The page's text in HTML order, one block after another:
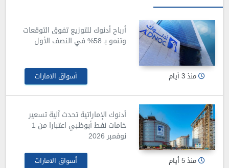
أرباح أدنوك للتوزيع تفوق التوقعات
وتنمو بـ 58% في النصف الأول
منذ 3 أيام أسواق الامارات
أدنوك الإماراتية تحدث آلية تسعير
خامات نفط أبوظبي اعتبارا من 1
نوفمبر 2026
منذ 5 أيام أسواق الامارات